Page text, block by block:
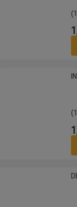
INTEX Pilota inflable
DEROMA Plat de